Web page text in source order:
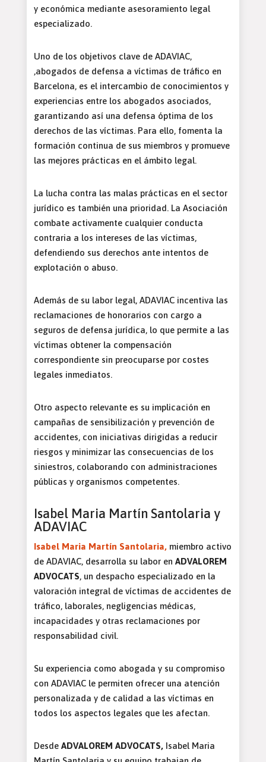
y económica mediante asesoramiento legal
especializado.
Uno de los objetivos clave de ADAVIAC,
,abogados de defensa a víctimas de tráfico en
Barcelona, es el intercambio de conocimientos y
experiencias entre los abogados asociados,
garantizando así una defensa óptima de los
derechos de las víctimas. Para ello, fomenta la
formación continua de sus miembros y promueve
las mejores prácticas en el ámbito legal.
La lucha contra las malas prácticas en el sector
jurídico es también una prioridad. La Asociación
combate activamente cualquier conducta
contraria a los intereses de las víctimas,
defendiendo sus derechos ante intentos de
explotación o abuso.
Además de su labor legal, ADAVIAC incentiva las
reclamaciones de honorarios con cargo a
seguros de defensa jurídica, lo que permite a las
víctimas obtener la compensación
correspondiente sin preocuparse por costes
legales inmediatos.
Otro aspecto relevante es su implicación en
campañas de sensibilización y prevención de
accidentes, con iniciativas dirigidas a reducir
riesgos y minimizar las consecuencias de los
siniestros, colaborando con administraciones
públicas y organismos competentes.
Isabel Maria Martín Santolaria y
ADAVIAC
Isabel Maria Martín Santolaria,miembro activo
de ADAVIAC, desarrolla su labor en ADVALOREM
ADVOCATS, un despacho especializado en la
valoración integral de víctimas de accidentes de
tráfico, laborales, negligencias médicas,
incapacidades y otras reclamaciones por
responsabilidad civil.
Su experiencia como abogada y su compromiso
con ADAVIAC le permiten ofrecer una atención
personalizada y de calidad a las víctimas en
todos los aspectos legales que les afectan.
Desde ADVALOREM ADVOCATS,Isabel Maria